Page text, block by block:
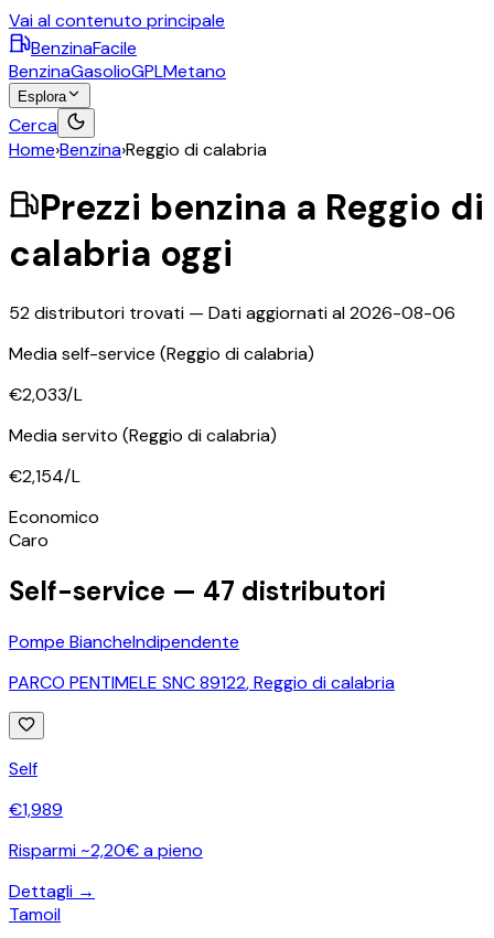
Vai al contenuto principale
BenzinaFacile
BenzinaGasolioGPLMetano
Esplora
Cerca
Home›Benzina›Reggio di calabria
Prezzi benzina a Reggio di
calabria oggi
52distributori trovati — Dati aggiornati al2026-08-06
Media self-service (Reggio di calabria)
€2,033/L
Media servito (Reggio di calabria)
€2,154/L
Economico
Caro
Self-service — 47 distributori
Pompe BiancheIndipendente
PARCO PENTIMELE SNC 89122,Reggio di calabria
Self
€1,989
Risparmi ~2,20€ a pieno
Dettagli →
Tamoil